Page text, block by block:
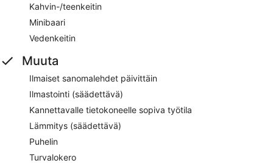
Kahvin-/teenkeitin
Minibaari
Vedenkeitin
Muuta
Ilmaiset sanomalehdet päivittäin
Ilmastointi (säädettävä)
Kannettavalle tietokoneelle sopiva työtila
Lämmitys (säädettävä)
Puhelin
Turvalokero